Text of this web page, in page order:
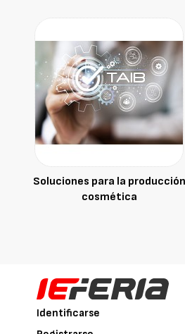
Soluciones para la producción
cosmética
Identificarse